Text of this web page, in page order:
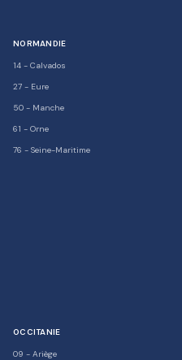
NORMANDIE
14 - Calvados
27 - Eure
50 - Manche
61 - Orne
76 - Seine-Maritime
OCCITANIE
09 - Ariège